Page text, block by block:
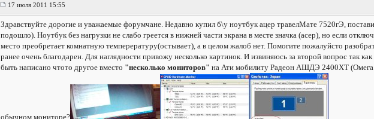
17 июля 2011 15:55
Здравствуйте дорогие и уважаемые форумчане. Недавно купил б\у ноутбук ацер травелМате 7520гЭ,
подошло). Ноутбук без нагрузки не слабо греется в нижней части экрана в месте значка (асер), но если
место преобретает комнатную темперературу(остывает), а в целом жалоб нет. Помогите пожалуйсто
ранее очень благодарен. Для наглядности привожу несколько картинок. И извиняюсь за второй вопрос так
быть написано чтото другое вместо "несколько мониторов" на Ати мобилиту Радеон АШДЭ 2400ХТ (Омега
обычном мониторе?